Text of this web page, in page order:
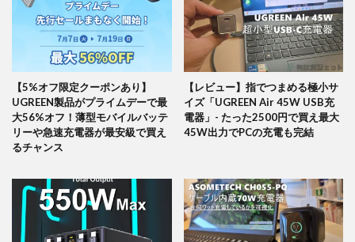
【5%オフ限定クーポンあり】
UGREEN製品がプライムデーで最
大56%オフ！薄型モバイルバッテ
リーや急速充電器が最安級で買え
るチャンス
【レビュー】指でつまめる極小サ
イズ「UGREEN Air 45W USB充
電器」- たった2500円で買え最大
45W出力でPCの充電も完結